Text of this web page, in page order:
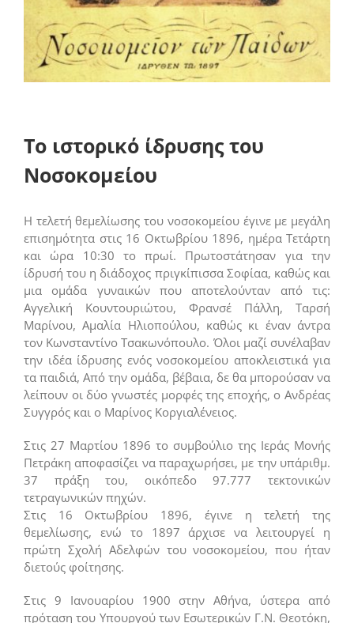
Το ιστορικό ίδρυσης του
Νοσοκομείου
Η τελετή θεμελίωσης του νοσοκομείου έγινε με μεγάλη
επισημότητα στις 16 Οκτωβρίου 1896, ημέρα Τετάρτη
και ώρα 10:30 το πρωί. Πρωτοστάτησαν για την
ίδρυσή του η διάδοχος πριγκίπισσα Σοφίαα, καθώς και
μια ομάδα γυναικών που αποτελούνταν από τις:
Αγγελική Κουντουριώτου, Φρανσέ Πάλλη, Ταρσή
Μαρίνου, Αμαλία Ηλιοπούλου, καθώς κι έναν άντρα
τον Κωνσταντίνο Τσακωνόπουλο. Όλοι μαζί συνέλαβαν
την ιδέα ίδρυσης ενός νοσοκομείου αποκλειστικά για
τα παιδιά, Από την ομάδα, βέβαια, δε θα μπορούσαν να
λείπουν οι δύο γνωστές μορφές της εποχής, ο Ανδρέας
Συγγρός και ο Μαρίνος Κοργιαλένειος.
Στις 27 Μαρτίου 1896 το συμβούλιο της Ιεράς Μονής
Πετράκη αποφασίζει να παραχωρήσει, με την υπ΄αριθμ.
37 πράξη του, οικόπεδο 97.777 τεκτονικών
τετραγωνικών πηχών.
Στις 16 Οκτωβρίου 1896, έγινε η τελετή της
θεμελίωσης, ενώ το 1897 άρχισε να λειτουργεί η
πρώτη Σχολή Αδελφών του νοσοκομείου, που ήταν
διετούς φοίτησης.
Στις 9 Ιανουαρίου 1900 στην Αθήνα, ύστερα από
πρόταση του Υπουργού των Εσωτερικών Γ.Ν. Θεοτόκη,